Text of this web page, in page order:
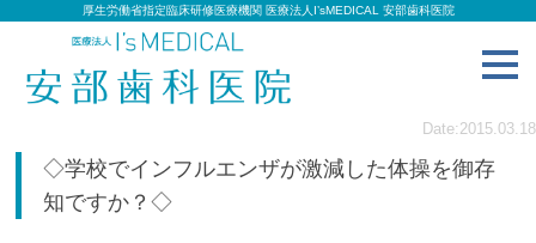
厚生労働省指定臨床研修医療機関 医療法人I’sMEDICAL 安部歯科医院
Date:2015.03.18
◇学校でインフルエンザが激減した体操を御存
知ですか？◇